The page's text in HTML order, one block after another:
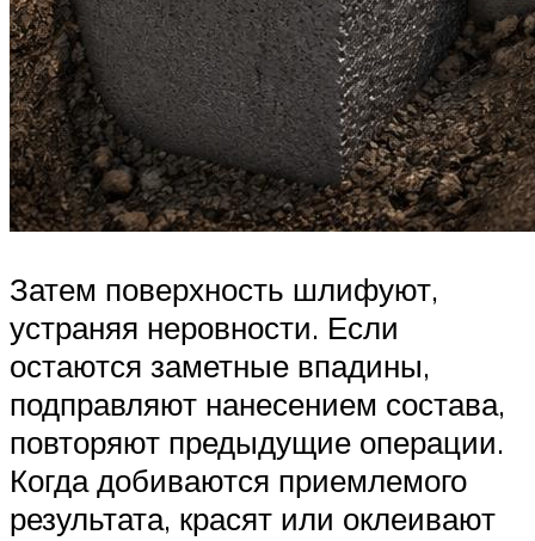
Затем поверхность шлифуют,
устраняя неровности. Если
остаются заметные впадины,
подправляют нанесением состава,
повторяют предыдущие операции.
Когда добиваются приемлемого
результата, красят или оклеивают